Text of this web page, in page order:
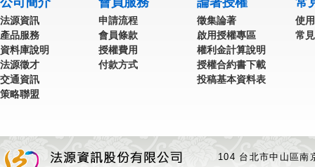
法源資訊
產品服務
資料庫說明
法源徵才
交通資訊
策略聯盟
申請流程
會員條款
授權費用
付款方式
徵集論著
啟用授權專區
權利金計算說明
授權合約書下載
投稿基本資料表
使
常
104 台北市中山區